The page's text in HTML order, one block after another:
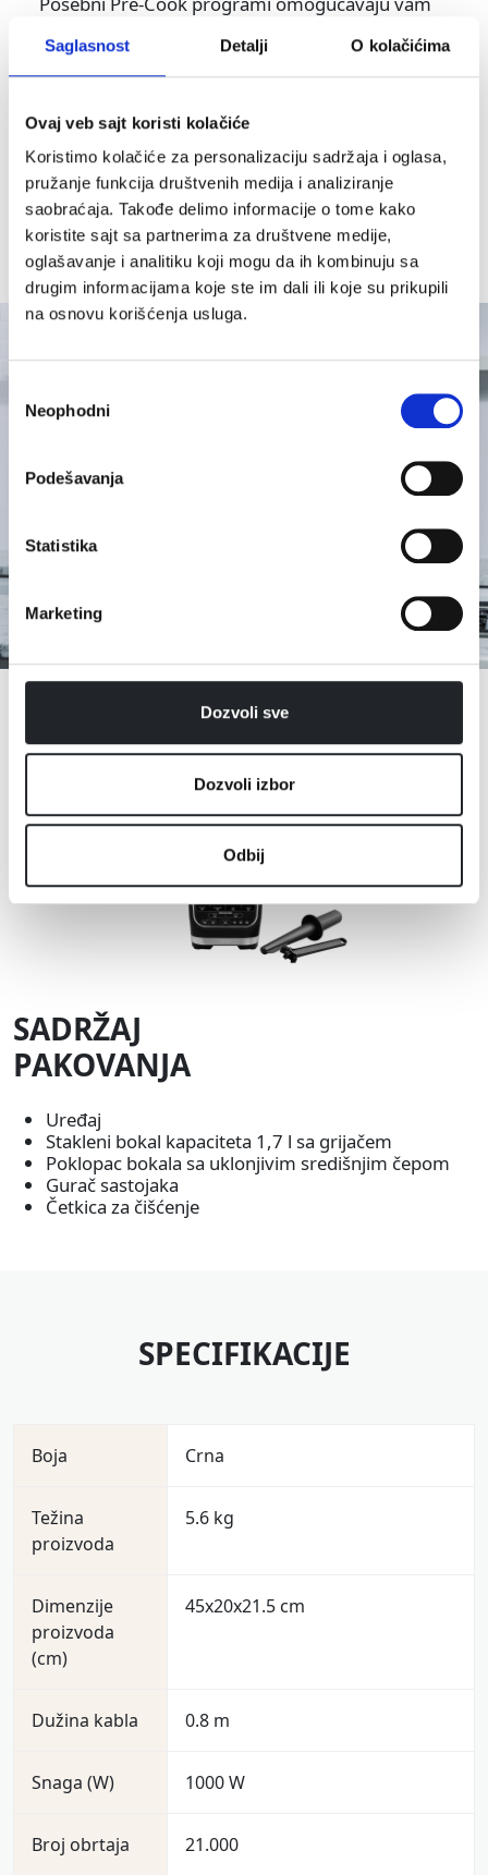
Saglasnost Detalji O kolačićima
Ovaj veb sajt koristi kolačiće
Koristimo kolačiće za personalizaciju sadržaja i oglasa,
pružanje funkcija društvenih medija i analiziranje
saobraćaja. Takođe delimo informacije o tome kako
koristite sajt sa partnerima za društvene medije,
oglašavanje i analitiku koji mogu da ih kombinuju sa
drugim informacijama koje ste im dali ili koje su prikupili
na osnovu korišćenja usluga.
сагласности
Neophodni
Podešavanja
Statistika
Marketing
Dozvoli sve
Dozvoli izbor
Odbij
bokalu, izvlačeći maksimalan ukus uz minimalan
trud – idealno za pripremu crnog luka, svežeg
Samo dodajte preostale sastojke, podesite
željenu teksturu i prepustite vaše namirnice
preciznoj kontroli temperature i Auto-iQ
programima, koji će obaviti sav posao umjesto
vas. Auto-Stir funkcija osigurava ravnomerno
kuhanje bez lepljenja sastojaka.
Blendiranje toplih i hladnih sastojaka.
Snažno sjeckanje. Uz moćan motor snage 1000
W, brzo rotirajuće oštrice bez napora blendaju
Pročitaj više
SADRŽAJ
PAKOVANJA
Uređaj
Stakleni bokal kapaciteta 1,7 l sa grijačem
Poklopac bokala sa uklonjivim središnjim čepom
Gurač sastojaka
Četkica za čišćenje
SPECIFIKACIJE
Boja Crna
Težina
proizvoda
5.6 kg
Dimenzije
proizvoda
(cm)
45x20x21.5 cm
Dužina kabla 0.8 m
Snaga (W) 1000 W
Broj obrtaja 21.000